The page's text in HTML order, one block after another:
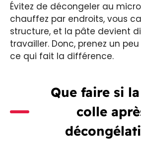
Évitez de décongeler au
chauffez par endroits, vous
structure, et la pâte devient
travailler. Donc, prenez un peu
ce qui fait la différence.
Que faire si
colle